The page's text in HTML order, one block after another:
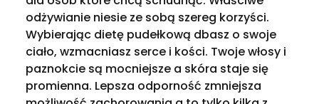
odżywianie niesie ze sobą szereg korzyści.
Wybierając dietę pudełkową dbasz o swoje
ciało, wzmacniasz serce i kości. Twoje włosy i
paznokcie są mocniejsze a skóra staje się
promienna. Lepsza odporność zmniejsza